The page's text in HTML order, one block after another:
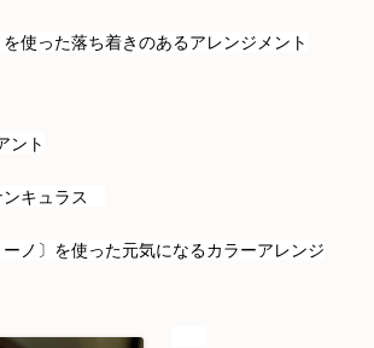
を使った落ち着きのあるアレンジメント
ント
ンキュラス
ーノ〕を使った元気になるカラーアレンジ